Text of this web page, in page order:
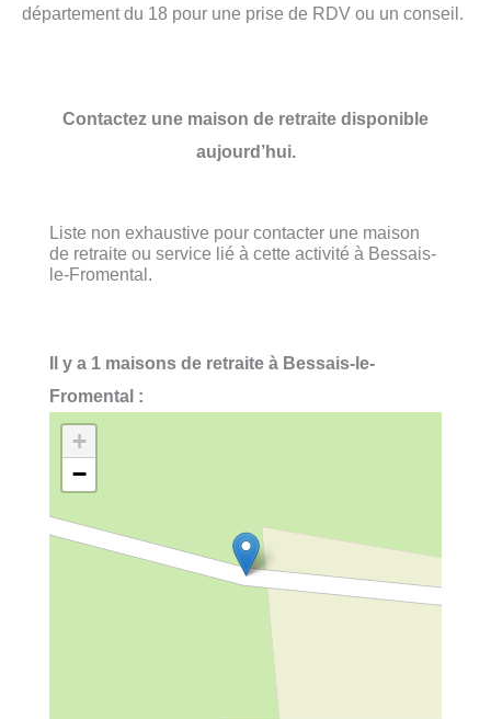
département du 18 pour une prise de RDV ou un conseil.
Contactez une maison de retraite disponible
aujourd’hui.
Liste non exhaustive pour contacter une maison
de retraite ou service lié à cette activité à Bessais-
le-Fromental.
Il y a 1 maisons de retraite à Bessais-le-
Fromental :
+
−